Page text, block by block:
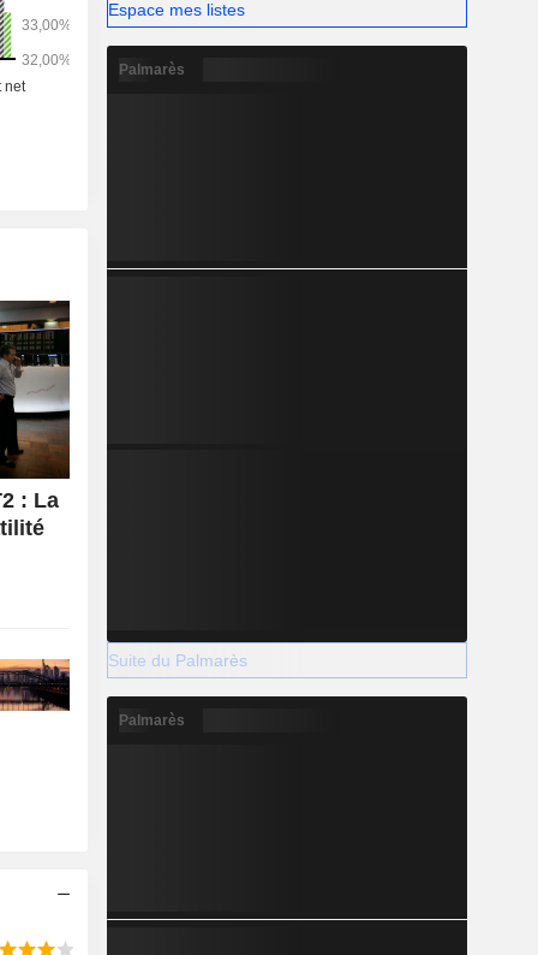
: La
Espace mes listes
Palmarès
Suite du Palmarès
Palmarès